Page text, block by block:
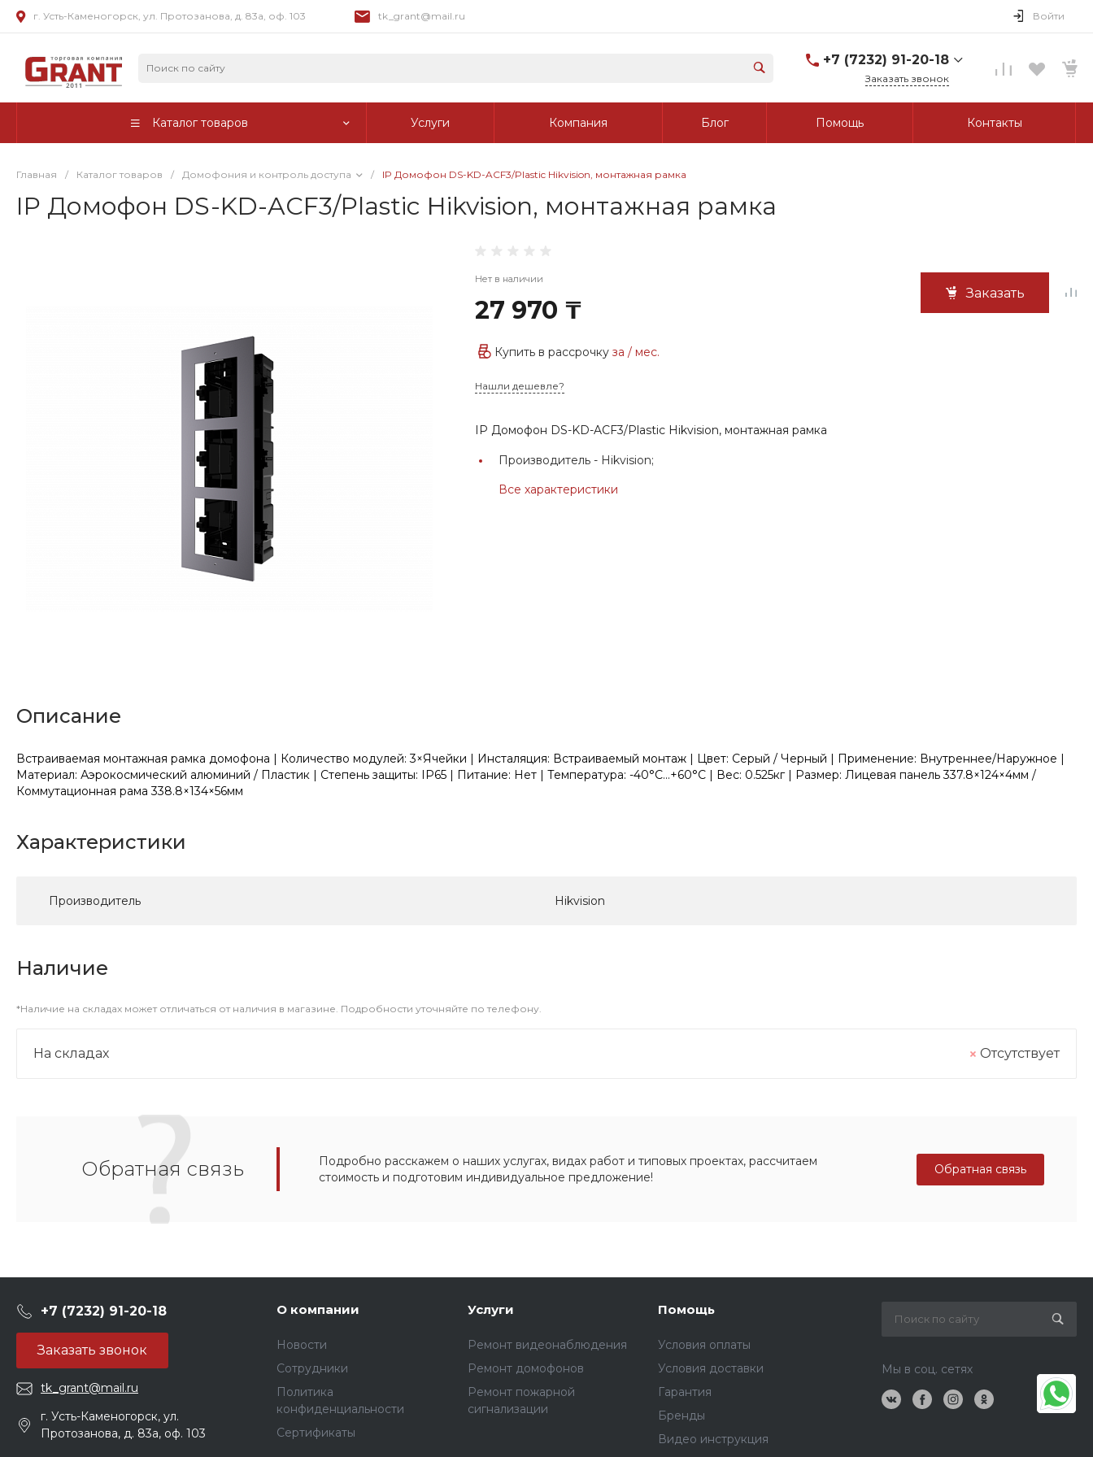
г. Усть-Каменогорск, ул. Протозанова, д. 83а, оф. 103 tk_grant@mail.ru Войти
+7 (7232) 91-20-18
г. Усть-Каменогорск, ул.
Заказать звонок
Каталог товаров Услуги Компания Блог Помощь Контакты
Главная / Каталог товаров / Домофония и контроль доступа / IP Домофон DS-KD-ACF3/Plastic Hikvision, монтажная рамка
IP Домофон DS-KD-ACF3/Plastic Hikvision, монтажная рамка
Нет в наличии
27 970 ₸
Заказать
Купить в рассрочкуза/ мес.
Нашли дешевле?
IP Домофон DS-KD-ACF3/Plastic Hikvision, монтажная рамка
Производитель - Hikvision;
Все характеристики
Описание
Встраиваемая монтажная рамка домофона | Количество модулей: 3×Ячейки | Инсталяция: Встраиваемый монтаж | Цвет: Серый / Черный | Применение: Внутреннее/Наружное |
Материал: Аэрокосмический алюминий / Пластик | Степень защиты: IP65 | Питание: Нет | Температура: -40°C...+60°C | Вес: 0.525кг | Размер: Лицевая панель 337.8×124×4мм /
Коммутационная рама 338.8×134×56мм
Характеристики
Производитель Hikvision
Наличие
*Наличие на складах может отличаться от наличия в магазине. Подробности уточняйте по телефону.
На складах Отсутствует
Обратная связь
Подробно расскажем о наших услугах, видах работ и типовых проектах, рассчитаем
стоимость и подготовим индивидуальное предложение!
Обратная связь
+7 (7232) 91-20-18
Заказать звонок
tk_grant@mail.ru
г. Усть-Каменогорск, ул.
Протозанова, д. 83а, оф. 103
О компании
Новости
Сотрудники
Политика
конфиденциальности
Сертификаты
Услуги
Ремонт видеонаблюдения
Ремонт домофонов
Ремонт пожарной
сигнализации
Помощь
Условия оплаты
Условия доставки
Гарантия
Бренды
Видео инструкция
Мы в соц. сетях